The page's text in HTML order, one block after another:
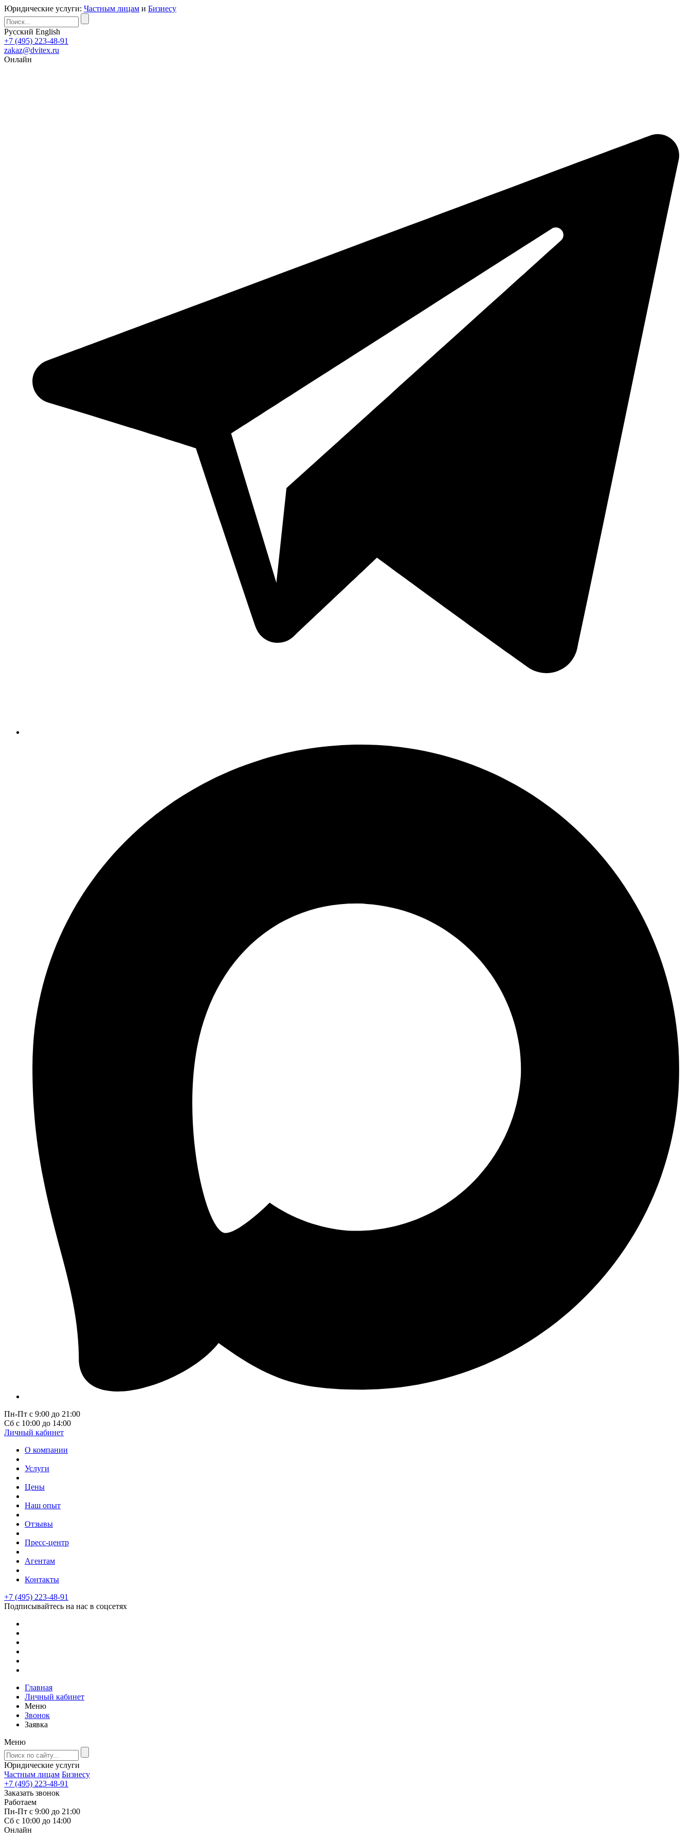
Юридические услуги: Частным лицам и Бизнесу
Русский English
+7 (495) 223-48-91
zakaz@dvitex.ru
Онлайн
Пн-Пт с 9:00 до 21:00
Сб с 10:00 до 14:00
Личный кабинет
О компании
Услуги
Цены
Наш опыт
Отзывы
Пресс-центр
Агентам
Контакты
+7 (495) 223-48-91
Подписывайтесь на нас в соцсетях
Главная
Личный кабинет
Меню
Звонок
Заявка
Меню
Юридические услуги
Частным лицам Бизнесу
+7 (495) 223-48-91
Заказать звонок
Работаем
Пн-Пт с 9:00 до 21:00
Сб с 10:00 до 14:00
Онлайн